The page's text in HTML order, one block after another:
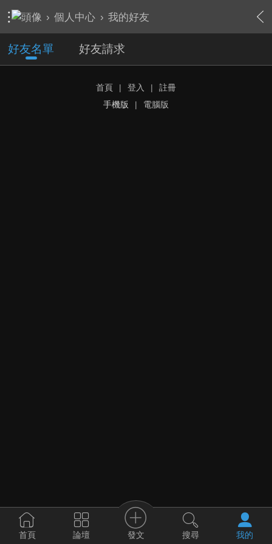
› 個人中心 › 我的好友
好友名單 好友請求
首頁 | 登入 |
註冊
手機版
| 電腦版
首頁 論壇 發文 搜尋 我的